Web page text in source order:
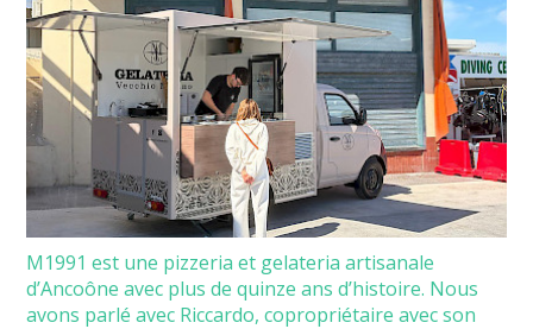
M1991 est une pizzeria et gelateria artisanale
d’Ancoône avec plus de quinze ans d’histoire. Nous
avons parlé avec Riccardo, copropriétaire avec son